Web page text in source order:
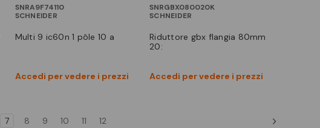
SNRA9F74110
SCHNEIDER
multi 9 ic60n 1 pôle 10 a
Accedi per vedere i prezzi
Confronta
SNRGBX080020K
SCHNEIDER
riduttore gbx flangia 80mm
20:
Accedi per vedere i prezzi
Confronta
7 8 9 10 11 12